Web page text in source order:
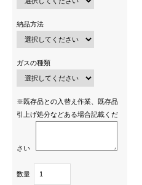
納品方法
ガスの種類
※既存品との入替え作業、既存品
引上げ処分などある場合記載くだ
さい
数量